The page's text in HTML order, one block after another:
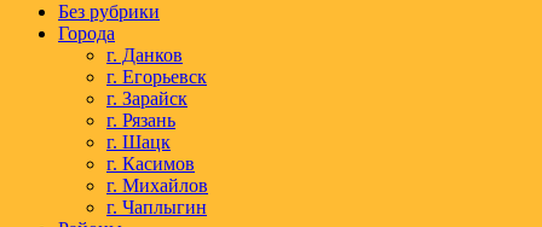
Без рубрики
Города
г. Данков
г. Егорьевск
г. Зарайск
г. Рязань
г. Шацк
г. Касимов
г. Михайлов
г. Чаплыгин